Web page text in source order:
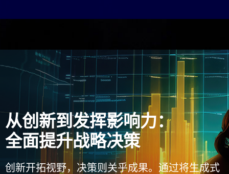
从创新到发挥影响力：
全面提升战略决策
创新开拓视野，决策则关乎成果。通过将生成式